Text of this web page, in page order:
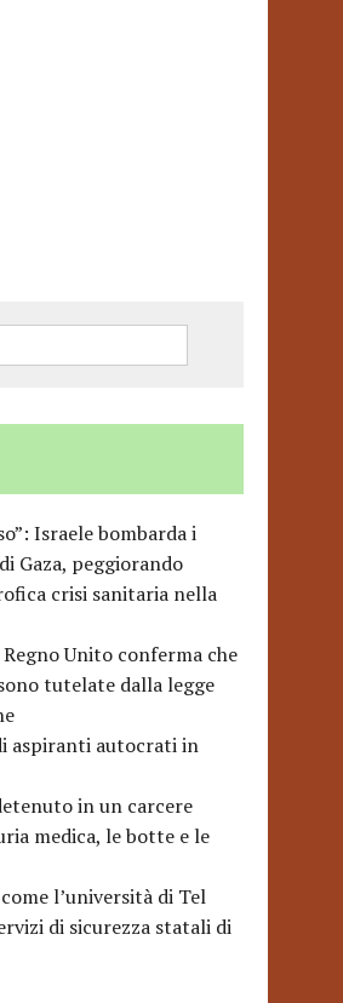
Israele bombarda i
Gaza, peggiorando
crisi sanitaria nella
Unito conferma che
tutelate dalla legge
aspiranti autocrati in
in un carcere
medica, le botte e le
l’università di Tel
di sicurezza statali di